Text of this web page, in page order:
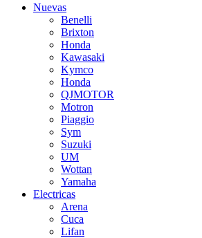
Nuevas
Benelli
Brixton
Honda
Kawasaki
Kymco
Honda
QJMOTOR
Motron
Piaggio
Sym
Suzuki
UM
Wottan
Yamaha
Electricas
Arena
Cuca
Lifan